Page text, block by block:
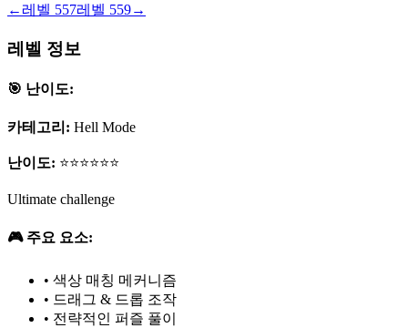
← 레벨 557레벨 559→
레벨 정보
🎯 난이도:
카테고리: Hell Mode
난이도: ⭐⭐⭐⭐⭐⭐
Ultimate challenge
🎮 주요 요소:
• 색상 매칭 메커니즘
• 드래그 & 드롭 조작
• 전략적인 퍼즐 풀이